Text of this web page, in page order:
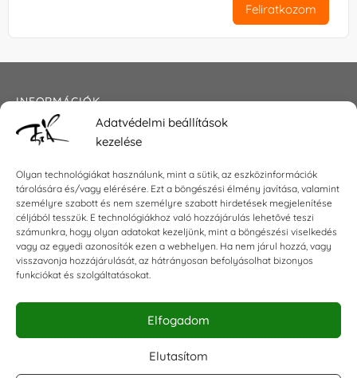
Adatvédelmi beállítások
kezelése
Olyan technológiákat használunk, mint a sütik, az eszközinformációk
tárolására és/vagy elérésére. Ezt a böngészési élmény javítása, valamint
személyre szabott és nem személyre szabott hirdetések megjelenítése
céljából tesszük. E technológiákhoz való hozzájárulás lehetővé teszi
számunkra, hogy olyan adatokat kezeljünk, mint a böngészési viselkedés
vagy az egyedi azonosítók ezen a webhelyen. Ha nem járul hozzá, vagy
visszavonja hozzájárulását, az hátrányosan befolyásolhat bizonyos
funkciókat és szolgáltatásokat.
Elfogadom
Elutasítom
Feliratkozom
INFORMÁCIÓK
Általános szerződési feltételek
Impresszum
KAPCSOLAT
E-mail:shop@torokszilvi.com
Telefon: +36 30 6767872
KÖZÖSSÉGI